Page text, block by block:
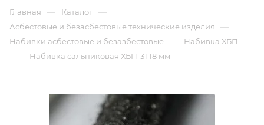
Главная — Каталог —
Асбестовые и безасбестовые технические изделия —
Набивки асбестовые и безазбестовые — Набивка ХБП
— Набивка сальниковая ХБП-31 18 мм